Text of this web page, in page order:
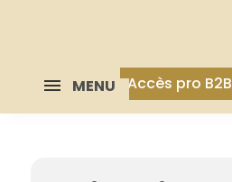
MENU Accès pro B2B